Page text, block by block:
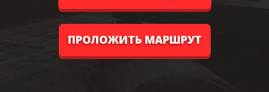
ПРОЛОЖИТЬ МАРШРУТ